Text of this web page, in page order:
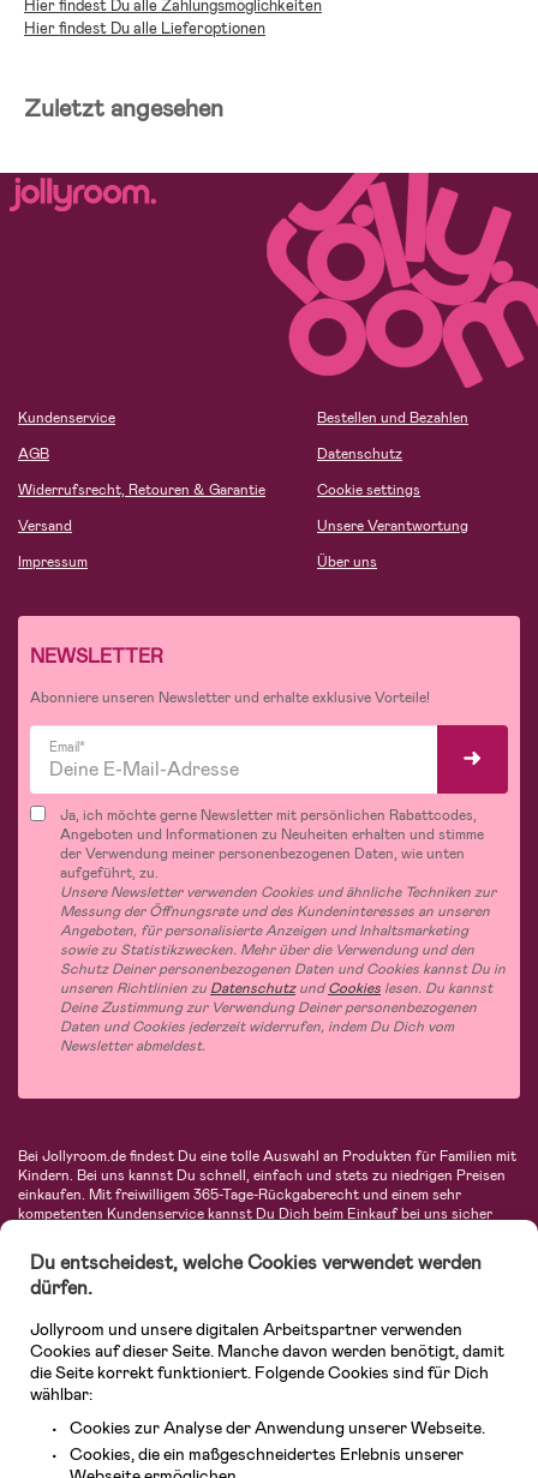
Hier findest Du alle Zahlungsmöglichkeiten
Hier findest Du alle Lieferoptionen
Zuletzt angesehen
Kundenservice
AGB
Widerrufsrecht, Retouren & Garantie
Versand
Impressum
Bestellen und Bezahlen
Datenschutz
Cookie settings
Unsere Verantwortung
Über uns
NEWSLETTER
Abonniere unseren Newsletter und erhalte exklusive Vorteile!
Email*
Ja, ich möchte gerne Newsletter mit persönlichen Rabattcodes,
Angeboten und Informationen zu Neuheiten erhalten und stimme
der Verwendung meiner personenbezogenen Daten, wie unten
aufgeführt, zu.
Unsere Newsletter verwenden Cookies und ähnliche Techniken zur
Messung der Öffnungsrate und des Kundeninteresses an unseren
Angeboten, für personalisierte Anzeigen und Inhaltsmarketing
sowie zu Statistikzwecken. Mehr über die Verwendung und den
Schutz Deiner personenbezogenen Daten und Cookies kannst Du in
unseren Richtlinien zu DatenschutzundCookies lesen. Du kannst
Deine Zustimmung zur Verwendung Deiner personenbezogenen
Daten und Cookies jederzeit widerrufen, indem Du Dich vom
Newsletter abmeldest.
Bei Jollyroom.de findest Du eine tolle Auswahl an Produkten für Familien mit
Kindern. Bei uns kannst Du schnell, einfach und stets zu niedrigen Preisen
einkaufen. Mit freiwilligem 365-Tage-Rückgaberecht und einem sehr
kompetenten Kundenservice kannst Du Dich beim Einkauf bei uns sicher
Autositze, Kinder- und Babymode, Produkte für Mütter und eine Menge
fantastischer Einrichtungsgegenstände, Spielsachen, Babyprodukte und
vieles mehr. Wir haben Produkte von bekannten Herstellern wie Britax, Maxi-
Avent, Jack Wolfskin, Cybex, LEGO und vielen mehr. Schau Dich um in
unserer vielfältigen Online-Boutique für Kinder & Babys. Willkommen!
Du entscheidest, welche Cookies verwendet werden
dürfen.
Jollyroom und unsere digitalen Arbeitspartner verwenden
Cookies auf dieser Seite. Manche davon werden benötigt, damit
die Seite korrekt funktioniert. Folgende Cookies sind für Dich
wählbar:
Cookies zur Analyse der Anwendung unserer Webseite.
Cookies, die ein maßgeschneidertes Erlebnis unserer